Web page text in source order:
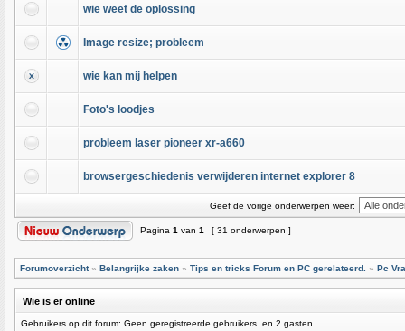
wie weet de oplossing
Image resize; probleem
wie kan mij helpen
Foto's loodjes
probleem laser pioneer xr-a660
browsergeschiedenis verwijderen internet explorer 8
Geef de vorige onderwerpen weer:
Pagina 1 van 1 [ 31 onderwerpen ]
Forumoverzicht» Belangrijke zaken » Tips en tricks Forum en PC gerelateerd. » Pc
Wie is er online
Gebruikers op dit forum: Geen geregistreerde gebruikers. en 2 gasten